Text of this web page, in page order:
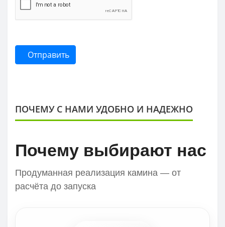
Отправить
ПОЧЕМУ С НАМИ УДОБНО И НАДЕЖНО
Почему выбирают нас
Продуманная реализация камина — от
расчёта до запуска